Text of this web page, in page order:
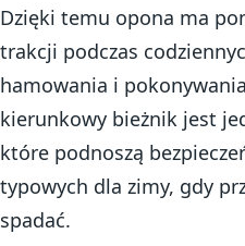
Dzięki temu opona ma
trakcji podczas
hamowania i
kierunkowy bieżnik jest
które podnoszą
typowych dla zimy, gdy
spadać.